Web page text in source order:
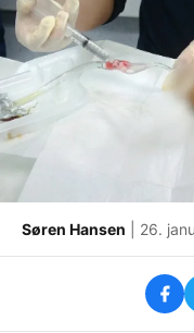
Søren Hansen | 26.